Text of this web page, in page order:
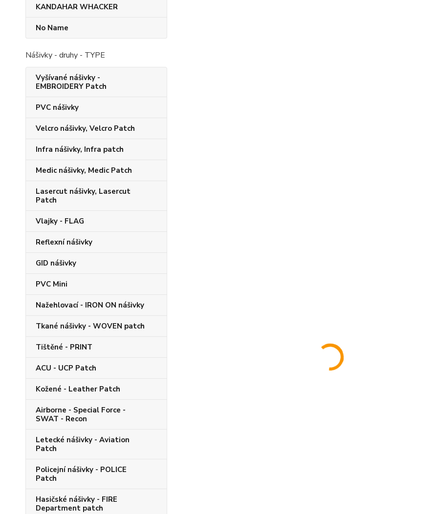
KANDAHAR​ WHACKER
No Name
Nášivky - druhy - TYPE
Vyšívané nášivky -
EMBROIDERY Patch
PVC nášivky
Velcro nášivky, Velcro Patch
Infra nášivky, Infra patch
Medic nášivky, Medic Patch
Lasercut nášivky, Lasercut
Patch
Vlajky - FLAG
Reflexní nášivky
GID nášivky
PVC Mini
Nažehlovací - IRON ON nášivky
Tkané nášivky - WOVEN patch
Tištěné - PRINT
ACU - UCP Patch
Kožené - Leather Patch
Airborne - Special Force -
SWAT - Recon
Letecké nášivky - Aviation
Patch
Policejní nášivky - POLICE
Patch
Hasičské nášivky - FIRE
Department patch